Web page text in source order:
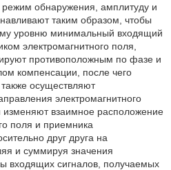
обнаружения, амплитуду и
таким образом, чтобы
уровню минимальный входящий
электромагнитного поля,
противоположным по фазе и
компенсации, после чего
осуществляют
электромагнитного
изменяют взаимное расположение
поля и приемника
друг друга на
и суммируя значения
входящих сигналов, получаемых